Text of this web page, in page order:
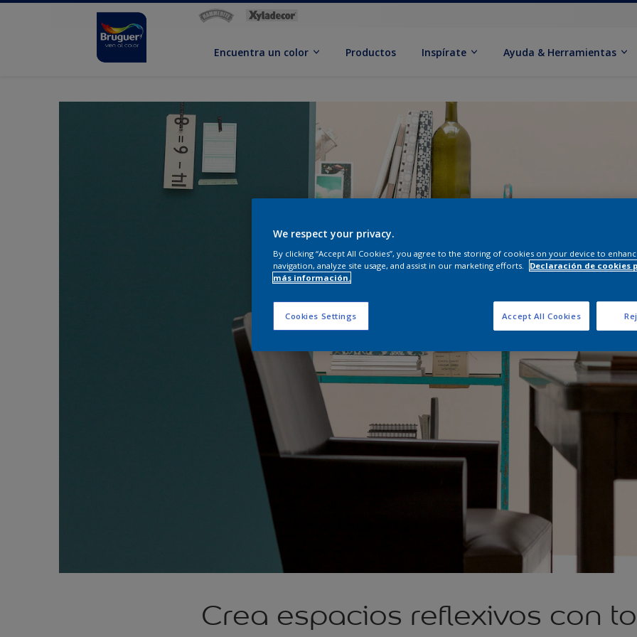
Encuentra un color Productos Inspírate Ayuda & Herramientas
Crea espacios reflexivos con
We respect your privacy.
By clicking “Accept All Cookies”, you agree to the storing of cookies on your device to
navigation, analyze site usage, and assist in our marketing efforts.
Declaración de cookies
más información.
Cookies Settings Accept All Cookies